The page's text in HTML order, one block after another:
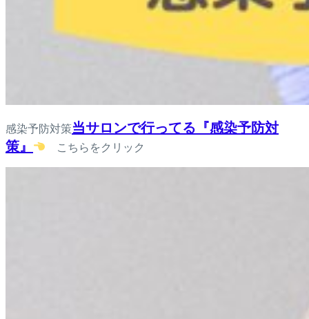
感染予防対策当サロンで行ってる『感染予防対
策』
こちらをクリック